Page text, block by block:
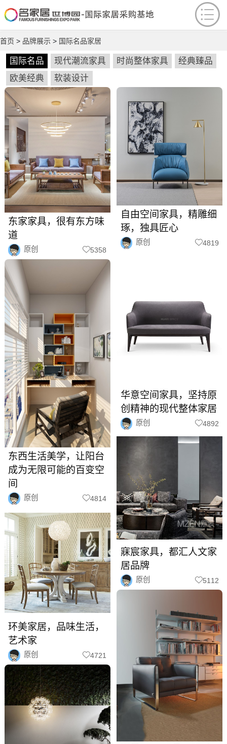
首页 > 品牌展示 > 国际名品家居
国际名品 现代潮流家具 时尚整体家具
经典臻品
欧美经典
软装设计
东家家具，很有东方味
道
原创 5358
东西生活美学，让阳台
成为无限可能的百变空
间
原创 4814
环美家居，品味生活，
艺术家
原创 4721
自由空间家具，精雕细
琢，独具匠心
原创 4819
华意空间家具，坚持原
创精神的现代整体家居
原创 4892
寐宸家具，都汇人文家
居品牌
原创 5112